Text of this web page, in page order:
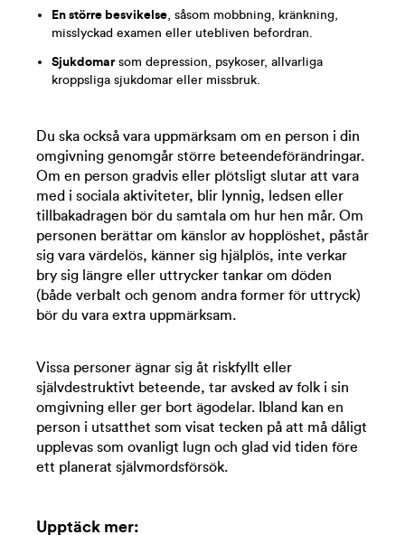
En större besvikelse, såsom mobbning, kränkning,
misslyckad examen eller utebliven befordran.
Sjukdomarsom depression, psykoser, allvarliga
kroppsliga sjukdomar eller missbruk.
Du ska också vara uppmärksam om en person i din
omgivning genomgår större beteendeförändringar.
Om en person gradvis eller plötsligt slutar att vara
med i sociala aktiviteter, blir lynnig, ledsen eller
tillbakadragen bör du samtala om hur hen mår. Om
personen berättar om känslor av hopplöshet, påstår
sig vara värdelös, känner sig hjälplös, inte verkar
bry sig längre eller uttrycker tankar om döden
(både verbalt och genom andra former för uttryck)
bör du vara extra uppmärksam.
Vissa personer ägnar sig åt riskfyllt eller
självdestruktivt beteende, tar avsked av folk i sin
omgivning eller ger bort ägodelar. Ibland kan en
person i utsatthet som visat tecken på att må dåligt
upplevas som ovanligt lugn och glad vid tiden före
ett planerat självmordsförsök.
Upptäck mer: